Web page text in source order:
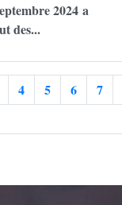
2024 a
des...
4 5 6 7